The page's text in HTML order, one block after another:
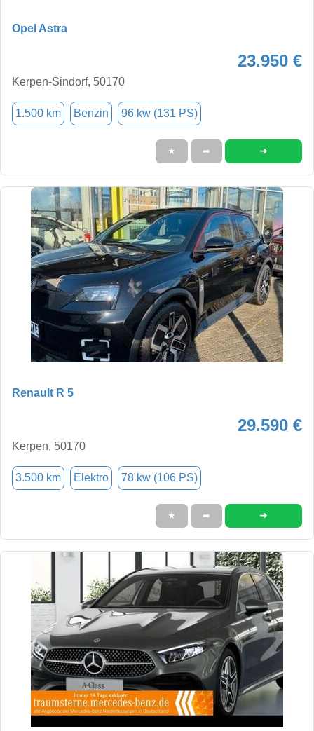
Opel Astra
23.950 €
Kerpen-Sindorf, 50170
1.500 km Benzin 96 kw (131 PS)
★ ➦ ➜
Renault R 5
29.590 €
Kerpen, 50170
3.500 km Elektro 78 kw (106 PS)
★ ➦ ➜